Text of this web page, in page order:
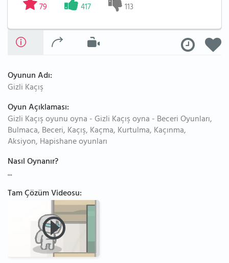
79 417 113
Oyunun Adı:
Gizli Kaçış
Oyun Açıklaması:
Gizli Kaçış oyunu oyna - Gizli Kaçış oyna - Beceri Oyunları,
Bulmaca, Beceri, Kaçış, Kaçma, Kurtulma, Kaçınma,
Aksiyon, Hapishane oyunları
Nasıl Oynanır?
...
Tam Çözüm Videosu: